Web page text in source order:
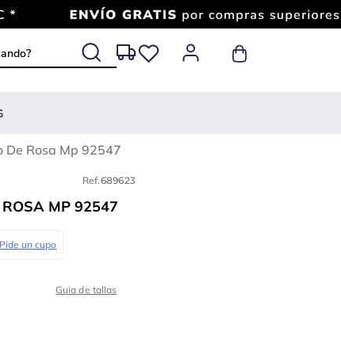
De Rosa Mp 92547
Ref.689623
ROSA MP 92547
Guia de tallas